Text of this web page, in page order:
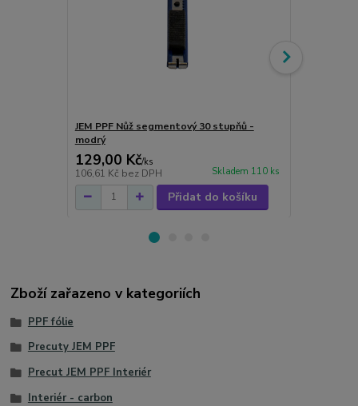
JEM PPF Nůž segmentový 30 stupňů -
modrý
129,00 Kč/ks
106,61 Kč bez DPH Skladem 110 ks
Přidat do košíku
Zboží zařazeno v kategoriích
PPF fólie
Precuty JEM PPF
Precut JEM PPF Interiér
Interiér - carbon